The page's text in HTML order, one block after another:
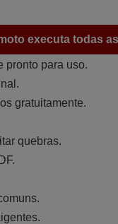
executa todas
pronto para uso.
gratuitamente.
quebras.